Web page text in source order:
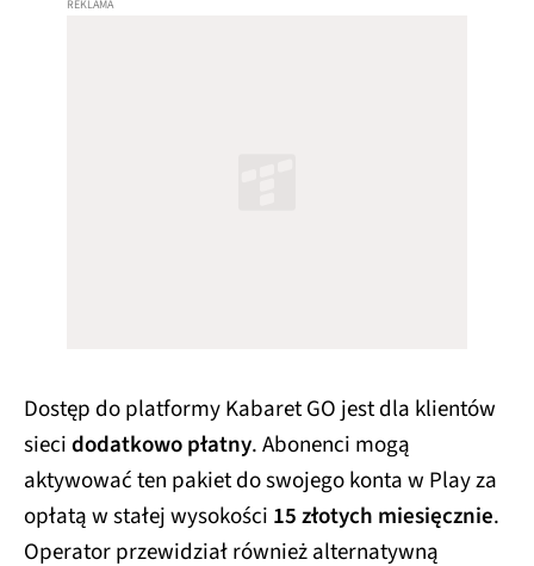
Dostęp do platformy Kabaret GO jest dla klientów
siecidodatkowo płatny. Abonenci mogą
aktywować ten pakiet do swojego konta w Play za
opłatą w stałej wysokości 15 złotych miesięcznie.
Operator przewidział również alternatywną